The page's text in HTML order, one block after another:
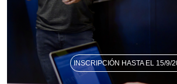
INSCRIPCIÓN HASTA EL 15/9/